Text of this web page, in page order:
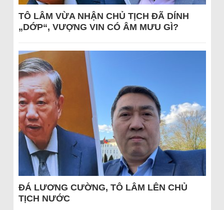
TÔ LÂM VỪA NHẬN CHỦ TỊCH ĐÃ DÍNH
„DỚP“, VƯỢNG VIN CÓ ÂM MƯU GÌ?
ĐÁ LƯƠNG CƯỜNG, TÔ LÂM LÊN CHỦ
TỊCH NƯỚC